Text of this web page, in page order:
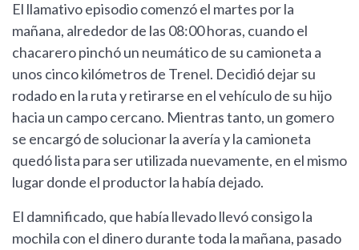
El llamativo episodio comenzó el martes por la
mañana, alrededor de las 08:00 horas, cuando el
chacarero pinchó un neumático de su camioneta a
unos cinco kilómetros de Trenel. Decidió dejar su
rodado en la ruta y retirarse en el vehículo de su hijo
hacia un campo cercano. Mientras tanto, un gomero
se encargó de solucionar la avería y la camioneta
quedó lista para ser utilizada nuevamente, en el mismo
lugar donde el productor la había dejado.
El damnificado, que había llevado llevó consigo la
mochila con el dinero durante toda la mañana, pasado